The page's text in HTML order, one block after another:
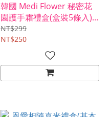
韓國 Medi Flower 秘密花
園護手霜禮盒(盒裝5條入)-
附贈提袋
NT$299
NT$250